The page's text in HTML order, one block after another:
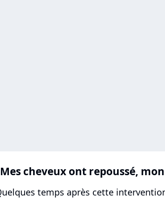
cheveux ont repoussé,
temps après cette